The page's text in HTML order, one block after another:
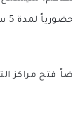
سيتم أيضاً فتح